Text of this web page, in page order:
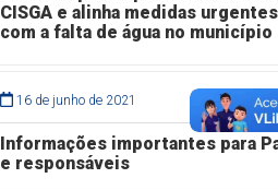
CISGA e alinha medidas urgentes
com a falta de água no município
16 de junho de 2021
Informações importantes para
e responsáveis